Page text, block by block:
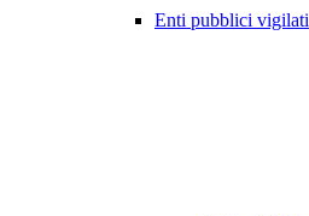
Enti pubblici vigilati